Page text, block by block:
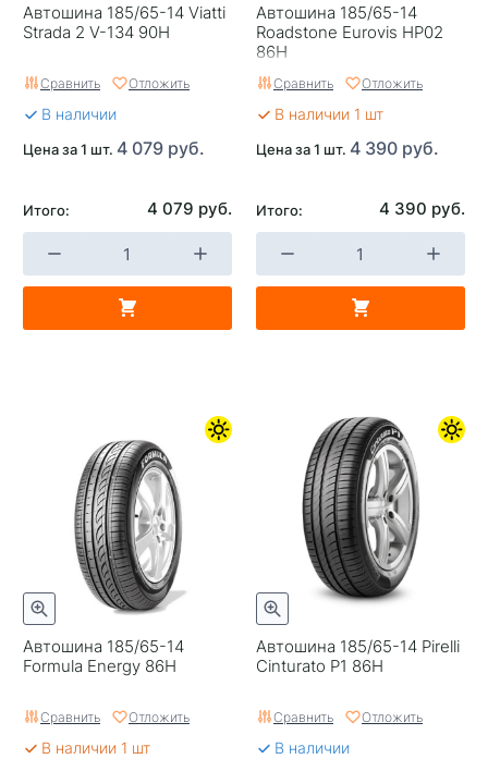
Автошина 185/65-14 Viatti
Strada 2 V-134 90H
Сравнить Отложить
В наличии
Цена за 1 шт. 4 079 руб.
Итого: 4 079 руб.
Автошина 185/65-14
Roadstone Eurovis HP02
86H
Сравнить Отложить
В наличии 1 шт
Цена за 1 шт. 4 390 руб.
Итого: 4 390 руб.
Автошина 185/65-14
Formula Energy 86H
Сравнить Отложить
В наличии 1 шт
Автошина 185/65-14 Pirelli
Cinturato P1 86H
Сравнить Отложить
В наличии